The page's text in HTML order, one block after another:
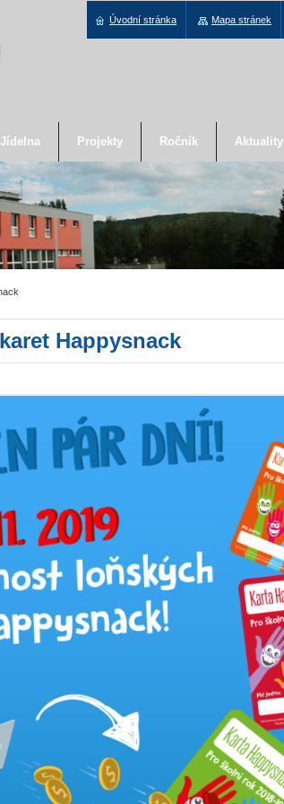
Happysnack
Jídelna Projekty Ročník Aktuality
Úvodní stránka Mapa stránek